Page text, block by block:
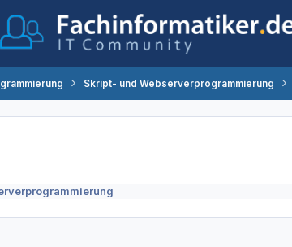
Skript- und Webserverprogrammierung